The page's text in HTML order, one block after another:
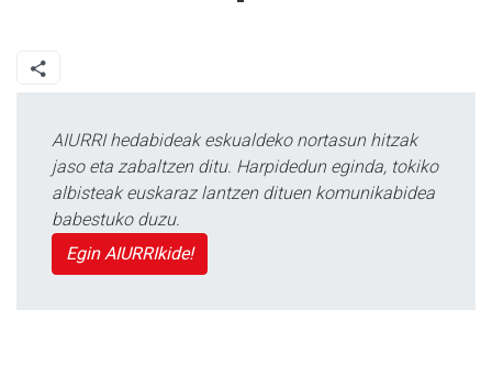
AIURRI hedabideak eskualdeko nortasun hitzak
jaso eta zabaltzen ditu. Harpidedun eginda, tokiko
albisteak euskaraz lantzen dituen komunikabidea
babestuko duzu.
Egin AIURRIkide!